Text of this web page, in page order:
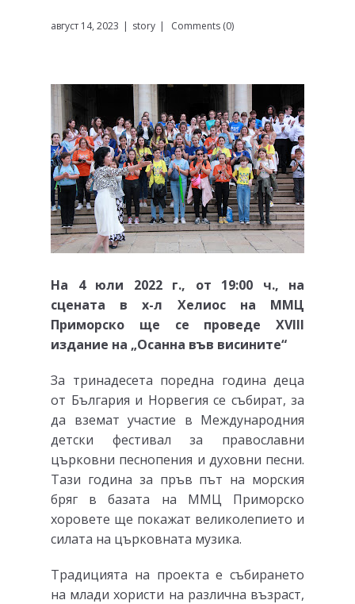
август 14, 2023 story Comments (0)
На 4 юли 2022 г., от 19:00 ч., на
сцената в х-л Хелиос на ММЦ
Приморско ще се проведе XVIII
издание на „Осанна във висините“
За тринадесета поредна година деца
от България и Норвегия се събират, за
да вземат участие в Международния
детски фестивал за православни
църковни песнопения и духовни песни.
Тази година за пръв път на морския
бряг в базата на ММЦ Приморско
хоровете ще покажат великолепието и
силата на църковната музика.
Традицията на проекта е събирането
на млади хористи на различна възраст,